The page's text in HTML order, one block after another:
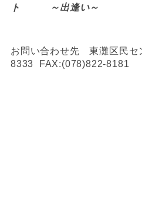
ト ～出逢い～
お問い合わせ先 東灘区民
8333 FAX:(078)822-8181